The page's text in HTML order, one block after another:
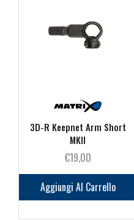
3D-R Keepnet Arm Short
MKII
€19,00
Aggiungi Al Carrello